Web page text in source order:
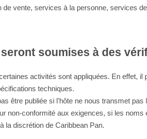
vente, services à la personne, services
soumises à des
activités sont appliquées. En effet, il
techniques.
être publiée si l'hôte ne nous transmet
non-conformité aux exigences, si les
la discrétion de Caribbean Pan.